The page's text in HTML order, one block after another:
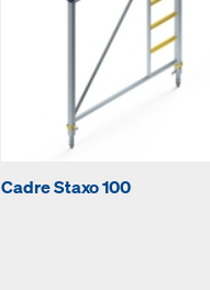
Cadre Staxo 100